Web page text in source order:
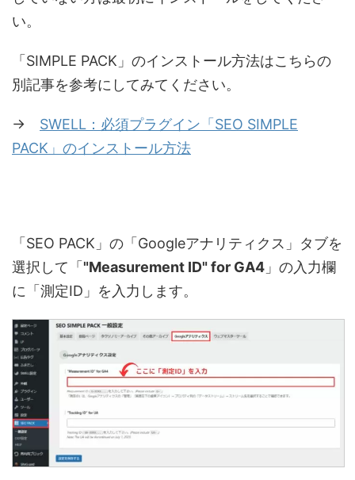
い。
「SIMPLE PACK」のインストール方法はこちらの
別記事を参考にしてみてください。
→ SWELL：必須プラグイン「SEO SIMPLE
PACK」のインストール方法
「SEO PACK」の「Googleアナリティクス」タブを
選択して「 "Measurement ID" for GA4 」の入力欄
に「測定ID」を入力します。